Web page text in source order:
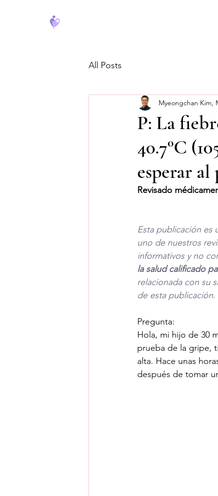
All Posts
P: La
40.7°C
esperar al
Myeongchan Kim,
Revisado
Esta publicación es
uno de nuestros
informativos y no
la salud calificado
relacionada con su
de esta publicación.
Pregunta:
Hola, mi hijo de 30
prueba de la gripe,
alta. Hace unas
después de tomar